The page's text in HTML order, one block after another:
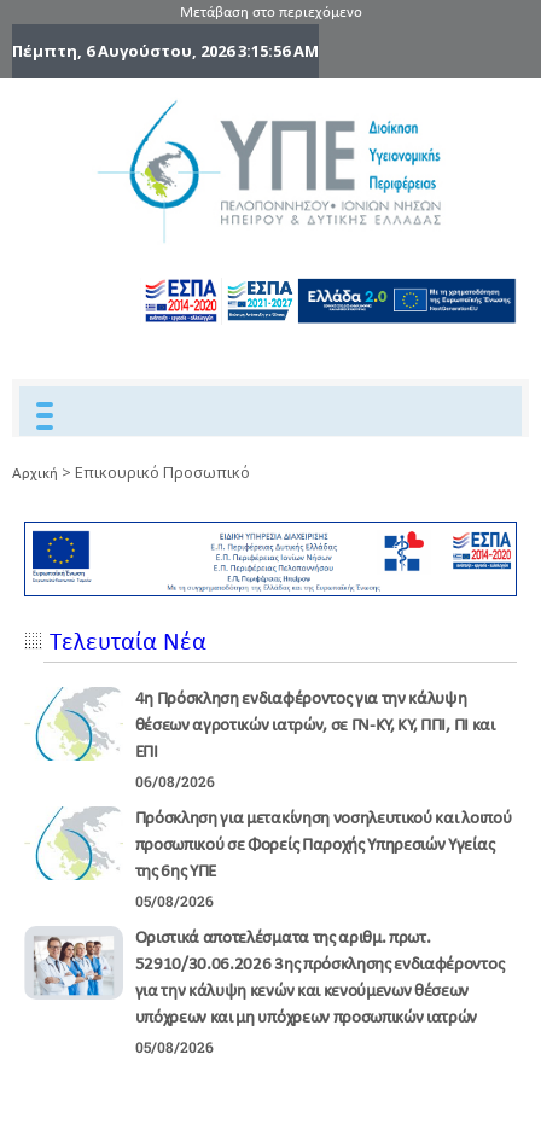
Μετάβαση στο περιεχόμενο
Πέμπτη, 6 Αυγούστου, 20263:15:56 AM
Ηπείρου
Δυτικής
Ελλάδας
Αρχική > Επικουρικό Προσωπικό
Τελευταία Νέα
4η Πρόσκληση ενδιαφέροντος για την κάλυψη
θέσεων αγροτικών ιατρών, σε ΓΝ-ΚΥ, ΚΥ, ΠΠΙ, ΠΙ και
ΕΠΙ
06/08/2026
Πρόσκληση για μετακίνηση νοσηλευτικού και λοιπού
προσωπικού σε Φορείς Παροχής Υπηρεσιών Υγείας
της 6ης ΥΠΕ
05/08/2026
Οριστικά αποτελέσματα της αριθμ. πρωτ.
52910/30.06.2026 3ης πρόσκλησης ενδιαφέροντος
για την κάλυψη κενών και κενούμενων θέσεων
υπόχρεων και μη υπόχρεων προσωπικών ιατρών
05/08/2026